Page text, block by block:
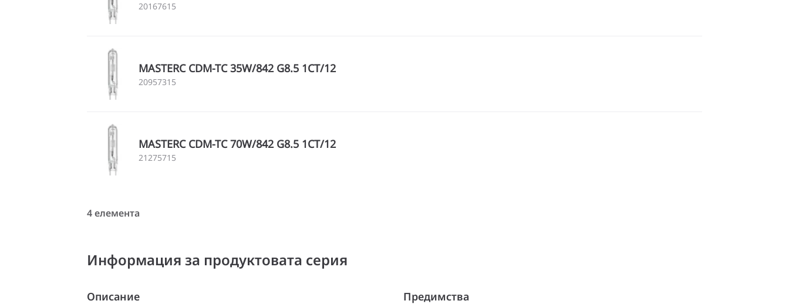
20167615
MASTERC CDM-TC 35W/842 G8.5 1CT/12
20957315
MASTERC CDM-TC 70W/842 G8.5 1CT/12
21275715
4 елемента
Информация за продуктовата серия
Описание Предимства